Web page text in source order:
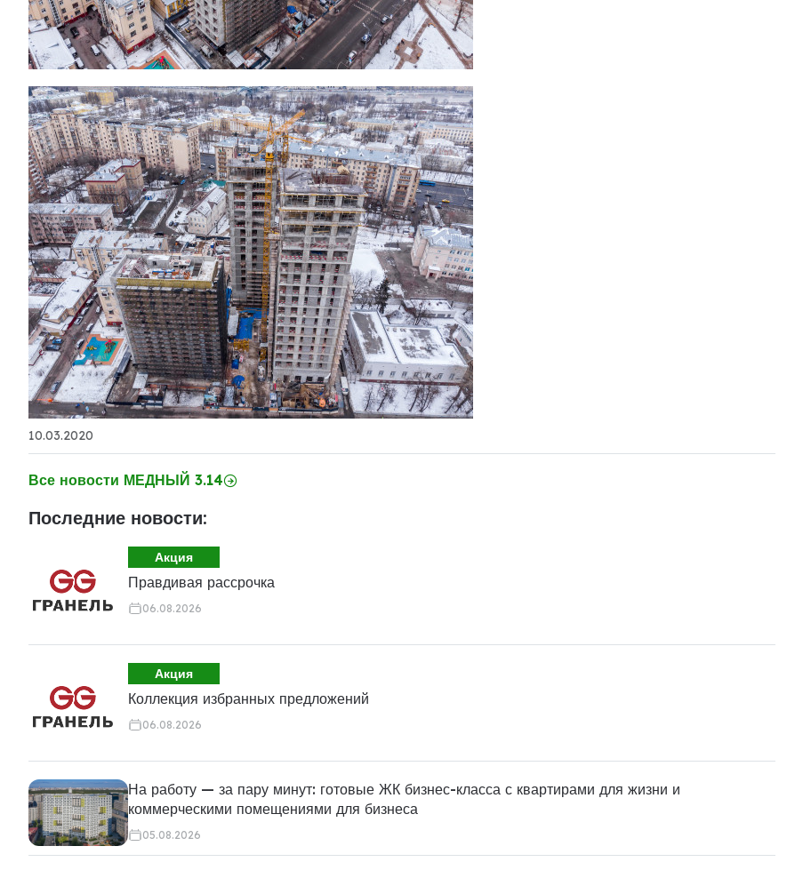
10.03.2020
Все новости МЕДНЫЙ 3.14
Последние новости:
Акция
Правдивая рассрочка
06.08.2026
Акция
Коллекция избранных предложений
06.08.2026
На работу — за пару минут: готовые ЖК бизнес-класса с квартирами для жизни и
коммерческими помещениями для бизнеса
05.08.2026